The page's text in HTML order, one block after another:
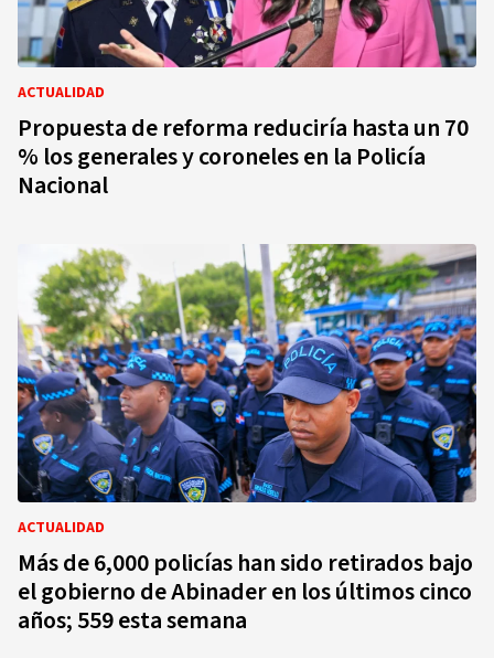
ACTUALIDAD
Propuesta de reforma reduciría hasta un 70
% los generales y coroneles en la Policía
Nacional
ACTUALIDAD
Más de 6,000 policías han sido retirados bajo
el gobierno de Abinader en los últimos cinco
años; 559 esta semana